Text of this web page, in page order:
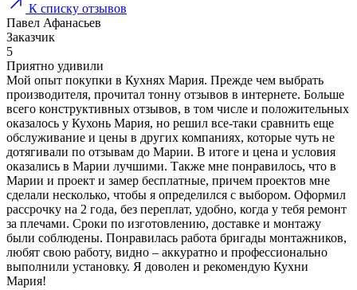
К списку отзывов
Павел Афанасьев
Заказчик
5
Приятно удивили
Мой опыт покупки в Кухнях Мария. Прежде чем выбрать
производителя, прочитал тонну отзывов в интернете. Больше
всего конструктивных отзывов, в том числе и положительных
оказалось у Кухонь Мария, но решил все-таки сравнить еще
обслуживание и цены в других компаниях, которые чуть не
дотягивали по отзывам до Марии. В итоге и цена и условия
оказались в Марии лучшими. Также мне понравилось, что в
Марии и проект и замер бесплатные, причем проектов мне
сделали несколько, чтобы я определился с выбором. Оформил
рассрочку на 2 года, без переплат, удобно, когда у тебя ремонт
за плечами. Сроки по изготовлению, доставке и монтажу
были соблюдены. Понравилась работа бригады монтажников,
любят свою работу, видно – аккуратно и профессионально
выполнили установку. Я доволен и рекомендую Кухни
Мария!